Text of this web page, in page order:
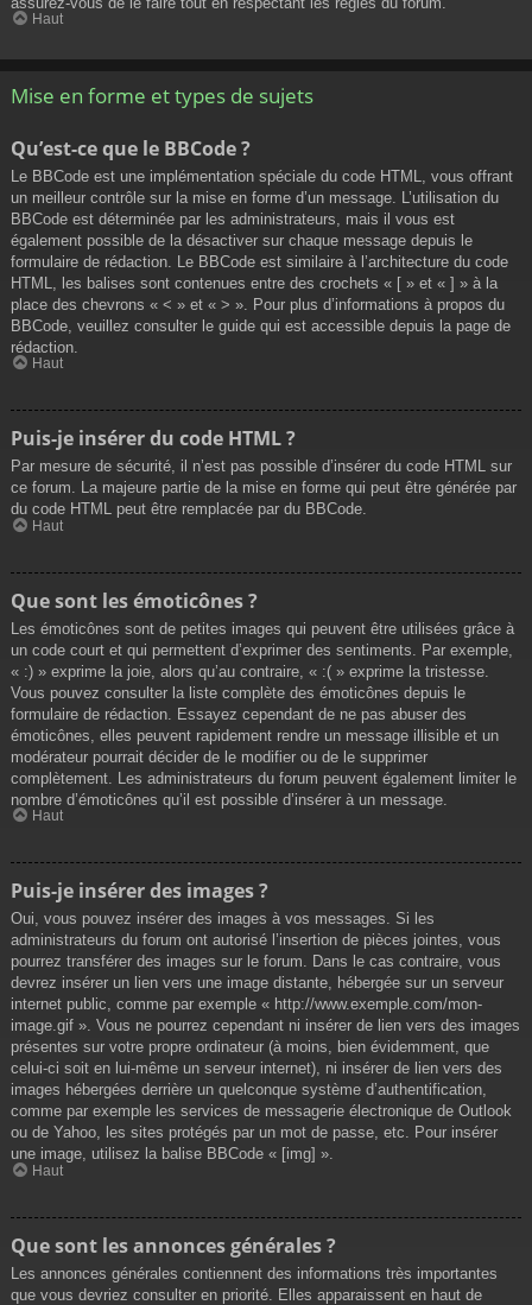
Haut
Mise en forme et types de sujets
Qu’est-ce que le BBCode ?
Le BBCode est une implémentation spéciale du code HTML, vous offrant
un meilleur contrôle sur la mise en forme d’un message. L’utilisation du
BBCode est déterminée par les administrateurs, mais il vous est
également possible de la désactiver sur chaque message depuis le
formulaire de rédaction. Le BBCode est similaire à l’architecture du code
HTML, les balises sont contenues entre des crochets « [ » et « ] » à la
place des chevrons « < » et « > ». Pour plus d’informations à propos du
BBCode, veuillez consulter le guide qui est accessible depuis la page de
rédaction.
Haut
Puis-je insérer du code HTML ?
Par mesure de sécurité, il n’est pas possible d’insérer du code HTML sur
ce forum. La majeure partie de la mise en forme qui peut être générée par
du code HTML peut être remplacée par du BBCode.
Haut
Que sont les émoticônes ?
Les émoticônes sont de petites images qui peuvent être utilisées grâce à
un code court et qui permettent d’exprimer des sentiments. Par exemple,
« :) » exprime la joie, alors qu’au contraire, « :( » exprime la tristesse.
Vous pouvez consulter la liste complète des émoticônes depuis le
formulaire de rédaction. Essayez cependant de ne pas abuser des
émoticônes, elles peuvent rapidement rendre un message illisible et un
modérateur pourrait décider de le modifier ou de le supprimer
complètement. Les administrateurs du forum peuvent également limiter le
nombre d’émoticônes qu’il est possible d’insérer à un message.
Haut
Puis-je insérer des images ?
Oui, vous pouvez insérer des images à vos messages. Si les
administrateurs du forum ont autorisé l’insertion de pièces jointes, vous
pourrez transférer des images sur le forum. Dans le cas contraire, vous
devrez insérer un lien vers une image distante, hébergée sur un serveur
internet public, comme par exemple « http://www.exemple.com/mon-
image.gif ». Vous ne pourrez cependant ni insérer de lien vers des images
présentes sur votre propre ordinateur (à moins, bien évidemment, que
celui-ci soit en lui-même un serveur internet), ni insérer de lien vers des
images hébergées derrière un quelconque système d’authentification,
comme par exemple les services de messagerie électronique de Outlook
ou de Yahoo, les sites protégés par un mot de passe, etc. Pour insérer
une image, utilisez la balise BBCode « [img] ».
Haut
Que sont les annonces générales ?
Les annonces générales contiennent des informations très importantes
que vous devriez consulter en priorité. Elles apparaissent en haut de